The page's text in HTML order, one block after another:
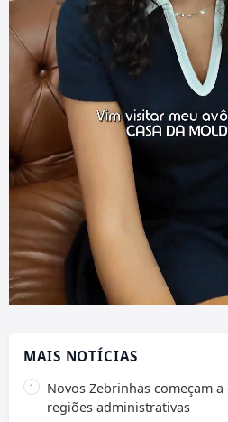
MAIS NOTÍCIAS
Novos Zebrinhas começam
regiões administrativas